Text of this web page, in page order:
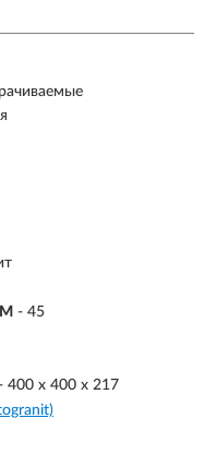
- 45
- 400 х 400 х 217